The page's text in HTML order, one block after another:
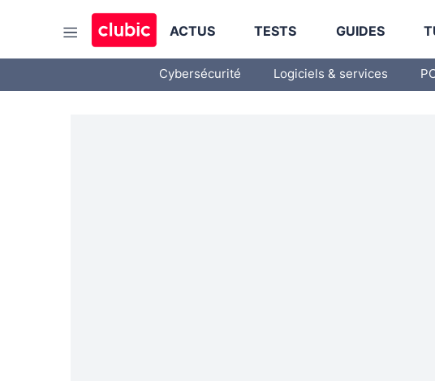
ACTUS TESTS GUIDES
Cybersécurité Logiciels & services